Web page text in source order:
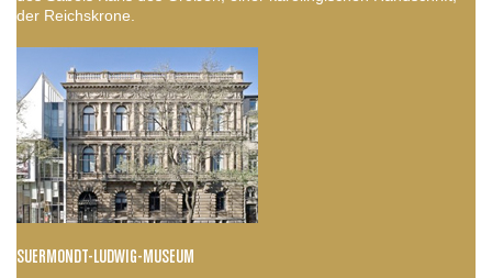
der Reichskrone.
SUERMONDT-LUDWIG-MUSEUM